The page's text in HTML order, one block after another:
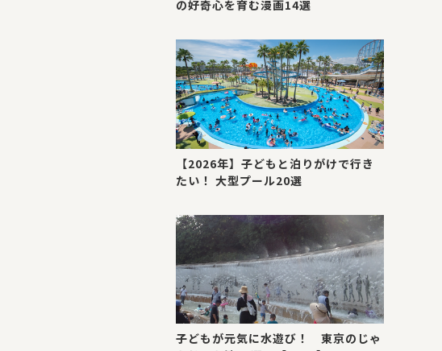
の好奇心を育む漫画14選
【2026年】子どもと泊りがけで行き
たい！ 大型プール20選
子どもが元気に水遊び！ 東京のじゃ